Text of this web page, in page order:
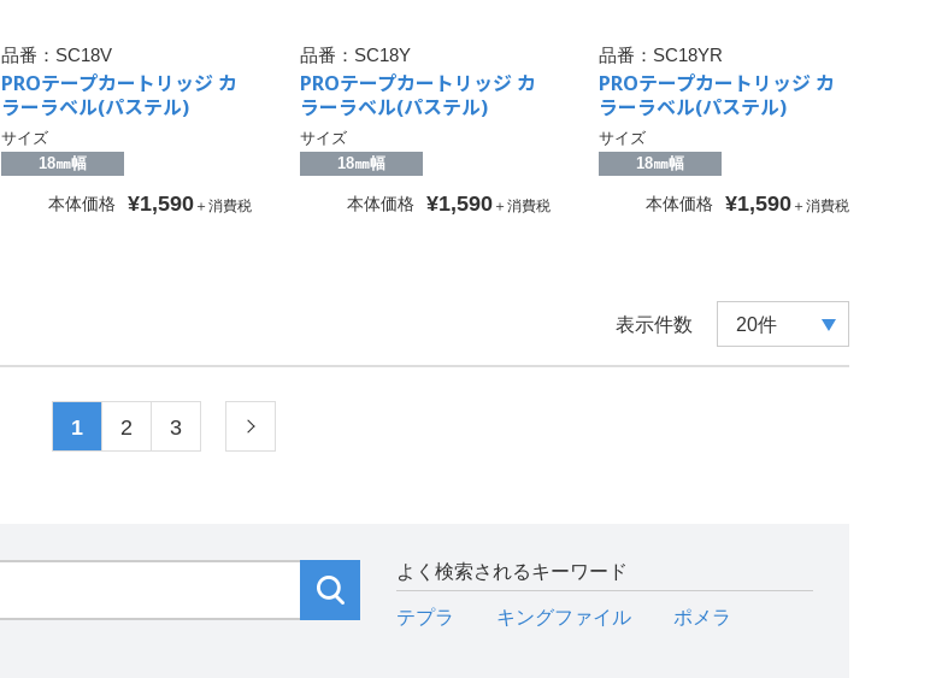
品番： SC18V
PROテープカートリッジ カ
ラーラベル(パステル)
サイズ
18㎜幅
本体価格 ¥1,590 ＋消費税
品番： SC18Y
PROテープカートリッジ カ
ラーラベル(パステル)
サイズ
18㎜幅
本体価格 ¥1,590 ＋消費税
品番： SC18YR
PROテープカートリッジ カ
ラーラベル(パステル)
サイズ
18㎜幅
本体価格 ¥1,590 ＋消費税
表示件数
1 2 3
よく検索されるキーワード
テプラ キングファイル ポメラ